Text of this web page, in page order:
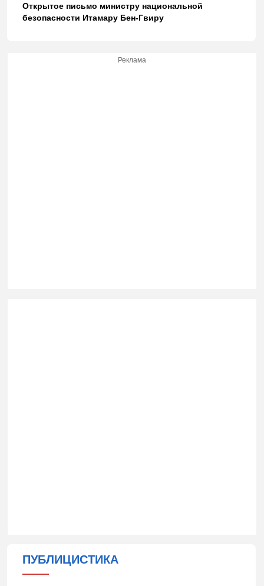
Открытое письмо министру национальной
безопасности Итамару Бен-Гвиру
Реклама
ПУБЛИЦИСТИКА